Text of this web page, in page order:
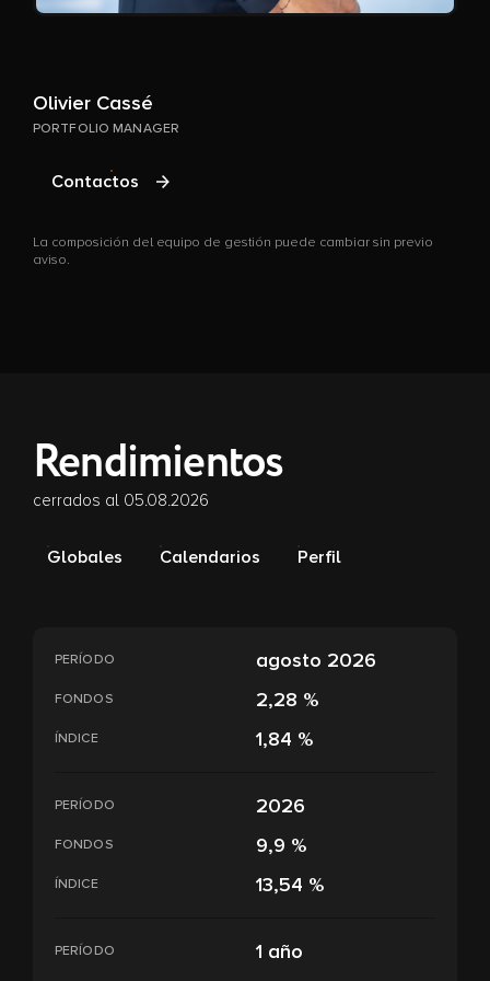
Olivier Cassé
PORTFOLIO MANAGER
Contactos
La composición del equipo de gestión puede cambiar sin previo
aviso.
Rendimientos
cerrados al 05.08.2026
Globales Calendarios Perfil
PERÍODO agosto 2026
FONDOS 2,28 %
ÍNDICE 1,84 %
PERÍODO 2026
FONDOS 9,9 %
ÍNDICE 13,54 %
PERÍODO
1 año